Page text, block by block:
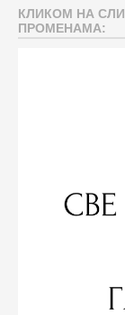
КЛИКОМ НА
ПРОМЕНАМА: